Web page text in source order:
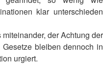
klar unterschieden
der Achtung der
bleiben dennoch in
urgiert.